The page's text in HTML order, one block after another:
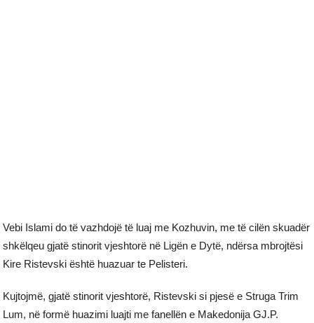
Vebi Islami do të vazhdojë të luaj me Kozhuvin, me të cilën skuadër
shkëlqeu gjatë stinorit vjeshtorë në Ligën e Dytë, ndërsa mbrojtësi
Kire Ristevski është huazuar te Pelisteri.
Kujtojmë, gjatë stinorit vjeshtorë, Ristevski si pjesë e Struga Trim
Lum, në formë huazimi luajti me fanellën e Makedonija GJ.P.